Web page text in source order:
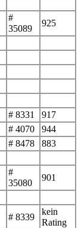
#
35089
925
# 8331
917
# 4070
944
# 8478
883
#
35080
901
# 8339
kein
Rating